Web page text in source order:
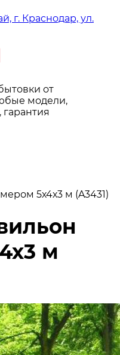
г. Краснодар, ул.
от
модели,
5х4х3 м (A3431)
м